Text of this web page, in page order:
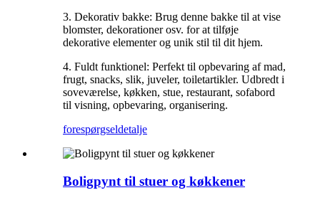
3. Dekorativ bakke: Brug denne bakke til at vise
blomster, dekorationer osv. for at tilføje
dekorative elementer og unik stil til dit hjem.
4. Fuldt funktionel: Perfekt til opbevaring af mad,
frugt, snacks, slik, juveler, toiletartikler. Udbredt i
soveværelse, køkken, stue, restaurant, sofabord
til visning, opbevaring, organisering.
forespørgseldetalje
Boligpynt til stuer og køkkener